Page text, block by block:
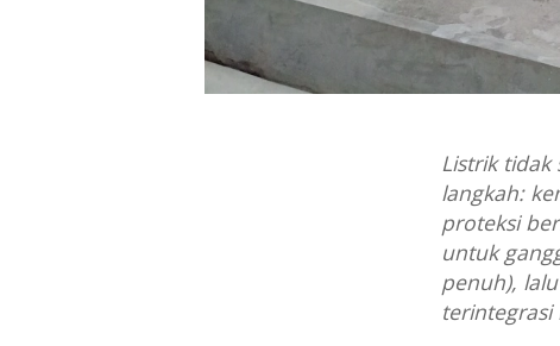
Listrik
langkah:
proteksi
untuk
penuh),
terintegrasi